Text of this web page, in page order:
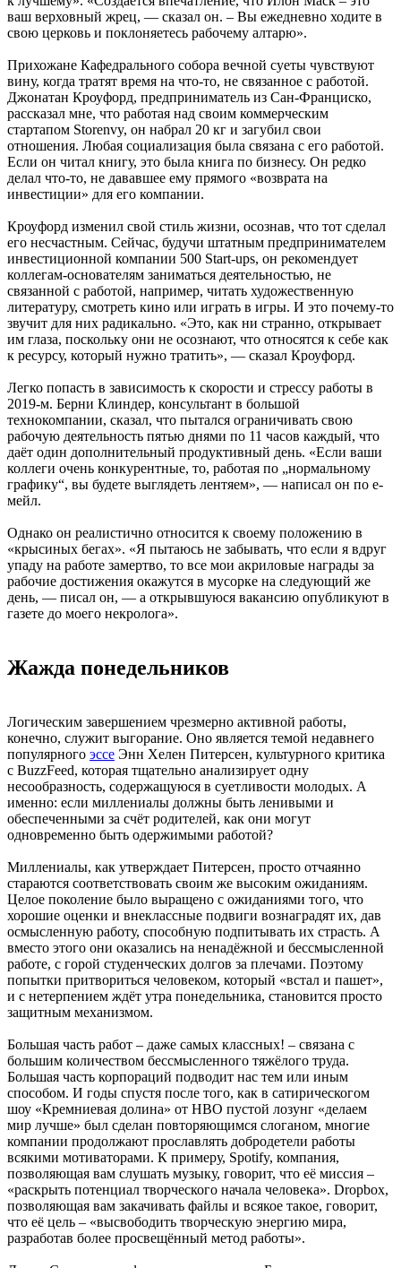
ваш верховный жрец, — сказал он. – Вы ежедневно ходите в
свою церковь и поклоняетесь рабочему алтарю».
Прихожане Кафедрального собора вечной суеты чувствуют
вину, когда тратят время на что-то, не связанное с работой.
Джонатан Кроуфорд, предприниматель из Сан-Франциско,
рассказал мне, что работая над своим коммерческим
стартапом Storenvy, он набрал 20 кг и загубил свои
отношения. Любая социализация была связана с его работой.
Если он читал книгу, это была книга по бизнесу. Он редко
делал что-то, не дававшее ему прямого «возврата на
инвестиции» для его компании.
Кроуфорд изменил свой стиль жизни, осознав, что тот сделал
его несчастным. Сейчас, будучи штатным предпринимателем
инвестиционной компании 500 Start-ups, он рекомендует
коллегам-основателям заниматься деятельностью, не
связанной с работой, например, читать художественную
литературу, смотреть кино или играть в игры. И это почему-то
звучит для них радикально. «Это, как ни странно, открывает
им глаза, поскольку они не осознают, что относятся к себе как
к ресурсу, который нужно тратить», — сказал Кроуфорд.
Легко попасть в зависимость к скорости и стрессу работы в
2019-м. Берни Клиндер, консультант в большой
технокомпании, сказал, что пытался ограничивать свою
рабочую деятельность пятью днями по 11 часов каждый, что
даёт один дополнительный продуктивный день. «Если ваши
коллеги очень конкурентные, то, работая по „нормальному
графику“, вы будете выглядеть лентяем», — написал он по е-
мейл.
Однако он реалистично относится к своему положению в
«крысиных бегах». «Я пытаюсь не забывать, что если я вдруг
упаду на работе замертво, то все мои акриловые награды за
рабочие достижения окажутся в мусорке на следующий же
день, — писал он, — а открывшуюся вакансию опубликуют в
газете до моего некролога».
Жажда понедельников
Логическим завершением чрезмерно активной работы,
конечно, служит выгорание. Оно является темой недавнего
популярного эссе Энн Хелен Питерсен, культурного критика
с BuzzFeed, которая тщательно анализирует одну
несообразность, содержащуюся в суетливости молодых. А
именно: если миллениалы должны быть ленивыми и
обеспеченными за счёт родителей, как они могут
одновременно быть одержимыми работой?
Миллениалы, как утверждает Питерсен, просто отчаянно
стараются соответствовать своим же высоким ожиданиям.
Целое поколение было выращено с ожиданиями того, что
хорошие оценки и внеклассные подвиги вознаградят их, дав
осмысленную работу, способную подпитывать их страсть. А
вместо этого они оказались на ненадёжной и бессмысленной
работе, с горой студенческих долгов за плечами. Поэтому
попытки притвориться человеком, который «встал и пашет»,
и с нетерпением ждёт утра понедельника, становится просто
защитным механизмом.
Большая часть работ – даже самых классных! – связана с
большим количеством бессмысленного тяжёлого труда.
Большая часть корпораций подводит нас тем или иным
способом. И годы спустя после того, как в сатирическогом
шоу «Кремниевая долина» от HBO пустой лозунг «делаем
мир лучше» был сделан повторяющимся слоганом, многие
компании продолжают прославлять добродетели работы
всякими мотиваторами. К примеру, Spotify, компания,
позволяющая вам слушать музыку, говорит, что её миссия –
«раскрыть потенциал творческого начала человека». Dropbox,
позволяющая вам закачивать файлы и всякое такое, говорит,
что её цель – «высвободить творческую энергию мира,
разработав более просвещённый метод работы».